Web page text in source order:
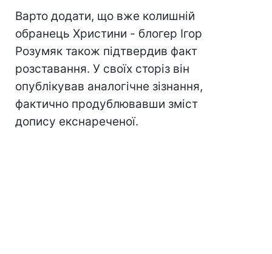
Варто додати, що вже колишній
обранець Христини - блогер Ігор
Розумяк також підтвердив факт
розставання. У своїх сторіз він
опублікував аналогічне зізнання,
фактично продублювавши зміст
допису екснареченої.